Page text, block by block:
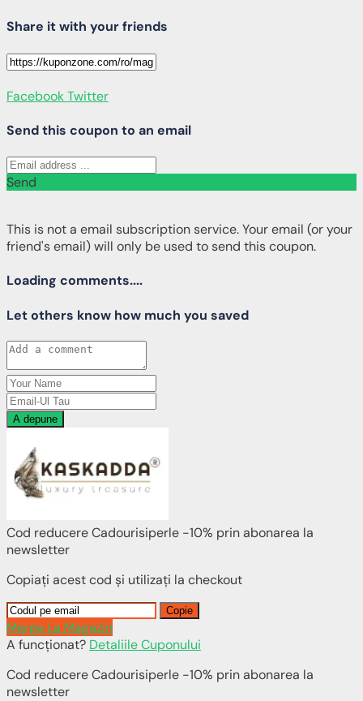
Share it with your friends
FacebookTwitter
Send this coupon to an email
Send
This is not a email subscription service. Your email (or your
friend's email) will only be used to send this coupon.
Loading comments....
Let others know how much you saved
A depune
Cod reducere Cadourisiperle -10% prin abonarea la
newsletter
Copiați acest cod și utilizați la checkout
Copie
Merge La Magazin
A funcționat? Detaliile Cuponului
Cod reducere Cadourisiperle -10% prin abonarea la
newsletter